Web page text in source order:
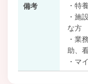
備考
・特
・施
な方
・業
助、
・マ